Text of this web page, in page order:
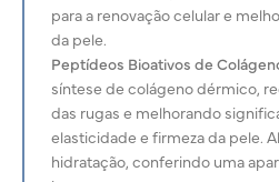
para a renovação celular e
da pele.
Peptídeos Bioativos de
síntese de colágeno dérmico,
das rugas e melhorando
elasticidade e firmeza da pele.
hidratação, conferindo uma